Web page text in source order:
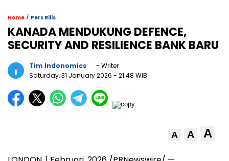
Home / Pers Rilis
KANADA MENDUKUNG DEFENCE,
SECURITY AND RESILIENCE BANK BARU
Tim Indonomics
- Writer
Saturday, 31 January 2026 - 21:48 WIB
A A A